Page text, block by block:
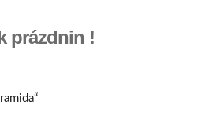
prázdnin !